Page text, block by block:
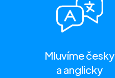
Mluvíme česky
a anglicky